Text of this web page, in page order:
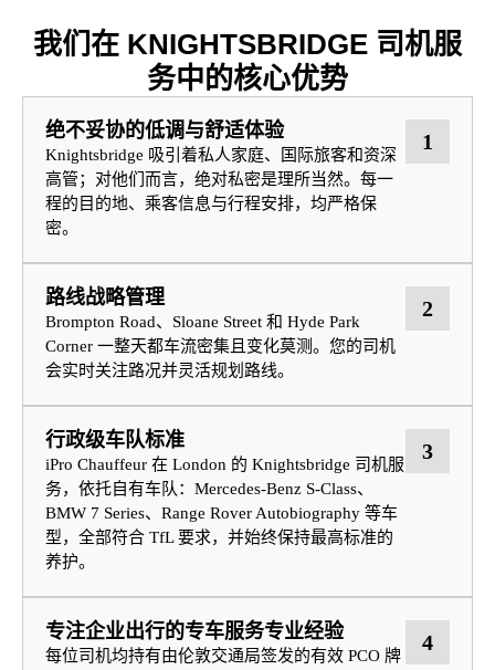
我们在 KNIGHTSBRIDGE 司机服
务中的核心优势
绝不妥协的低调与舒适体验
Knightsbridge 吸引着私人家庭、国际旅客和资深
高管；对他们而言，绝对私密是理所当然。每一
程的目的地、乘客信息与行程安排，均严格保
密。
1
路线战略管理
Brompton Road、Sloane Street 和 Hyde Park
Corner 一整天都车流密集且变化莫测。您的司机
会实时关注路况并灵活规划路线。
2
行政级车队标准
iPro Chauffeur 在 London 的 Knightsbridge 司机服
务，依托自有车队：Mercedes-Benz S-Class、
BMW 7 Series、Range Rover Autobiography 等车
型，全部符合 TfL 要求，并始终保持最高标准的
养护。
3
专注企业出行的专车服务专业经验
每位司机均持有由伦敦交通局签发的有效 PCO 牌
4